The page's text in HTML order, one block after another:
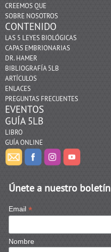
CREEMOS QUE
SOBRE NOSOTROS
CONTENIDO
LAS 5 LEYES BIOLÓGICAS
CAPAS EMBRIONARIAS
DR. HAMER
BIBLIOGRAFÍA 5LB
ARTÍCULOS
ENLACES
PREGUNTAS FRECUENTES
EVENTOS
GUÍA 5LB
LIBRO
GUÍA ONLINE
Únete a nuestro boletín
Email*
Nombre